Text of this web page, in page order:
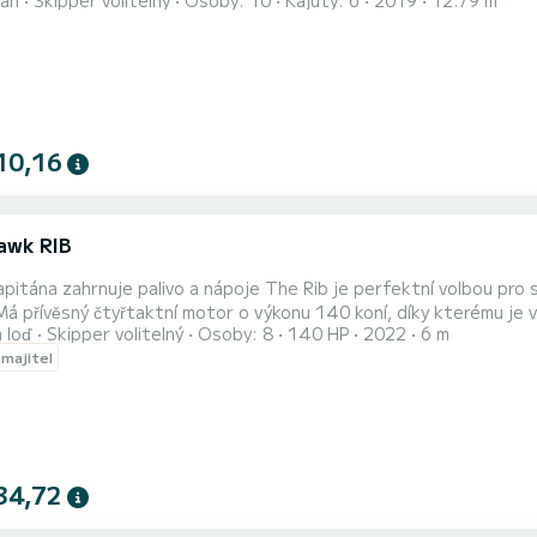
RIB
a nápoje The Rib je perfektní volbou pro skupiny až 8 osob, abyste si mohli užít den s celou rodinou a
přívěsný čtyřtaktní motor o výkonu 140 koní, díky kterému je
a polštáři pro pohodlí, chladicím boxem, USB pro hudbu a
potřebným bezpečnostním vybavením pro bezpečnost
loď Skipper volitelný Osoby: 8 140 HP 2022 6 m